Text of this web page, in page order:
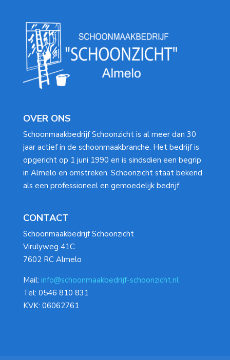
OVER ONS
Schoonmaakbedrijf Schoonzicht is al meer dan 30
jaar actief in de schoonmaakbranche. Het bedrijf is
opgericht op 1 juni 1990 en is sindsdien een begrip
in Almelo en omstreken. Schoonzicht staat bekend
als een professioneel en gemoedelijk bedrijf.
CONTACT
Schoonmaakbedrijf Schoonzicht
Virulyweg 41C
7602 RC Almelo
Mail: info@schoonmaakbedrijf-schoonzicht.nl
Tel: 0546 810 831
KVK: 06062761